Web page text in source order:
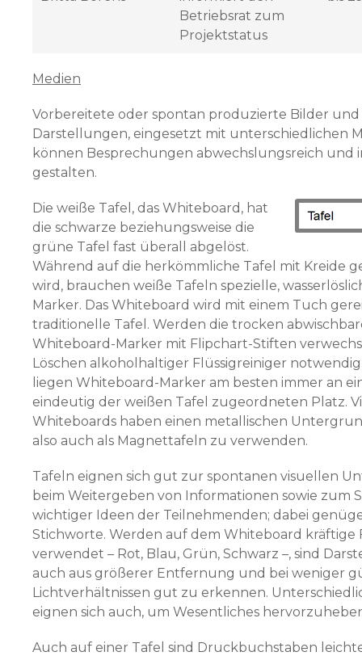
Betriebsrat zum
Projektstatus
Medien
Vorbereitete oder spontan produzierte Bilder und
Darstellungen, eingesetzt mit unterschiedlichen
können Besprechungen abwechslungsreich und
gestalten.
Die weiße Tafel, das Whiteboard, hat
die schwarze beziehungsweise die
grüne Tafel fast überall abgelöst.
Während auf die herkömmliche Tafel mit Kreide
wird, brauchen weiße Tafeln spezielle,
Marker. Das Whiteboard wird mit einem Tuch
traditionelle Tafel. Werden die trocken
Whiteboard-Marker mit Flipchart-Stiften
Löschen alkoholhaltiger Flüssig­reiniger
liegen Whiteboard-Marker am besten immer an
eindeutig der weißen Tafel zugeordneten Platz.
Whiteboards haben einen metallischen
also auch als Magnettafeln zu verwenden.
Tafeln eignen sich gut zur spontanen visuellen
beim Weitergeben von Informationen sowie zum
wichtiger Ideen der Teilnehmenden; dabei
Stichworte. Werden auf dem Whiteboard kräftige
verwendet – Rot, Blau, Grün, Schwarz –, sind
auch aus größerer Entfernung und bei weniger
Lichtverhältnissen gut zu erkennen.
eignen sich auch, um Wesentliches
Auch auf einer Tafel sind Druckbuchstaben